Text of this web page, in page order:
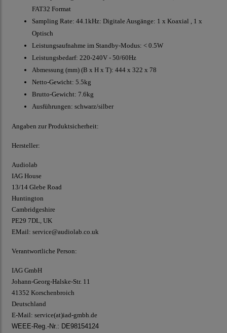
FAT32 Format
Sampling Rate: 44.1kHz: Digitale Ausgänge: 1 x Koaxial , 1 x
Optisch
Leistungsaufnahme im Standby-Modus: < 0.5W
Leistungsbedarf: 220-240V - 50/60Hz
Abmessung (mm) (B x H x T): 444 x 322 x 78
Netto-Gewicht: 5.5kg
Brutto-Gewicht: 7.6kg
Ausführungen: schwarz/silber
Angaben zur Produktsicherheit:
Hersteller:
Audiolab
IAG House
13/14 Glebe Road
Huntington
Cambridgeshire
PE29 7DL, UK
EMail: service@audiolab.co.uk
Verantwortliche Person:
IAG GmbH
Johann-Georg-Halske-Str. 11
41352 Korschenbroich
Deutschland
E-Mail: service(at)iad-gmbh.de
WEEE-Reg.-Nr.: DE98154124